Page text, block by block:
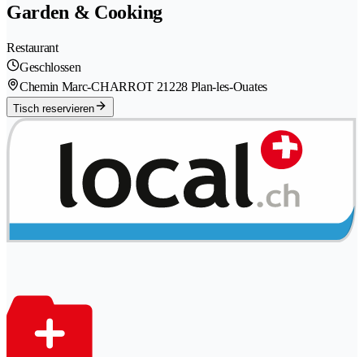
Garden & Cooking
Restaurant
Geschlossen
Chemin Marc-CHARROT 21228 Plan-les-Ouates
Tisch reservieren